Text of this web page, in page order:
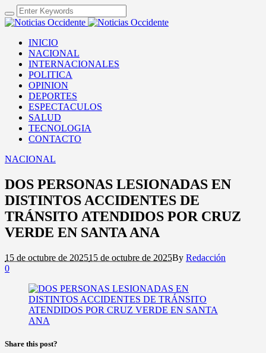
INICIO
NACIONAL
INTERNACIONALES
POLITICA
OPINION
DEPORTES
ESPECTACULOS
SALUD
TECNOLOGIA
CONTACTO
NACIONAL
DOS PERSONAS LESIONADAS EN
DISTINTOS ACCIDENTES DE
TRÁNSITO ATENDIDOS POR CRUZ
VERDE EN SANTA ANA
15 de octubre de 202515 de octubre de 2025By Redacción
0
Share this post?